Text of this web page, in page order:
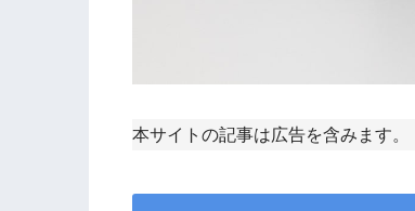
本サイトの記事は広告を含みます。